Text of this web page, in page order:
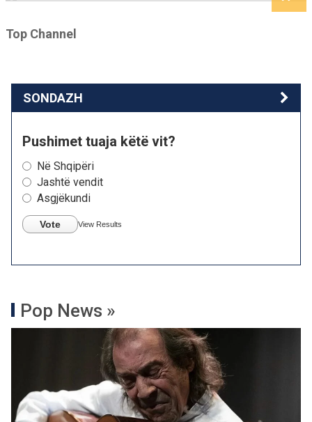
Top Channel
SONDAZH
Pushimet tuaja këtë vit?
Në Shqipëri
Jashtë vendit
Asgjëkundi
Vote View Results
Pop News »